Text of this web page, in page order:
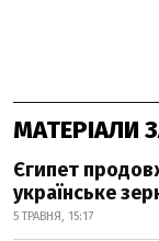
МАТЕРІАЛИ
Єгипет
українське
5 ТРАВНЯ, 15:17